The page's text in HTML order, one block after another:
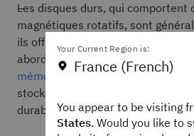
Les disques durs, qui comportent
magnétiques rotatifs, sont
ils offrent un espace de stockage
abordable. Les SSD, quant à eux,
mémoire flashnon volatile, sans
stocker les données, ce qui les
durables et moins gourmands en
Your Current Region is:
France (French)
You appear to be visiting
States. Would you like to